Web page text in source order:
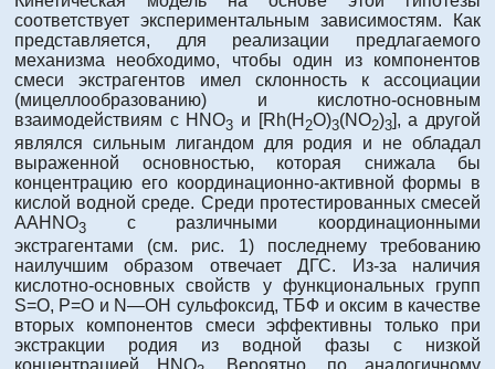
соответствует экспериментальным зависимостям. Как
представляется, для реализации предлагаемого
механизма необходимо, чтобы один из компонентов
смеси экстрагентов имел склонность к ассоциации
(мицеллообразованию) и кислотно-основным
взаимодействиям с HNO3 и [Rh(H 2O)3(NO2)3], а другой
являлся сильным лигандом для родия и не обладал
выраженной основностью, которая снижала бы
концентрацию его координационно-активной формы в
кислой водной среде. Среди протестированных смесей
AAHNO3 с различными координационными
экстрагентами (см. рис. 1) последнему требованию
наилучшим образом отвечает ДГС. Из-за наличия
кислотно-основных свойств у функциональных групп
S=O, P=O и N—OH сульфоксид, ТБФ и оксим в качестве
вторых компонентов смеси эффективны только при
экстракции родия из водной фазы с низкой